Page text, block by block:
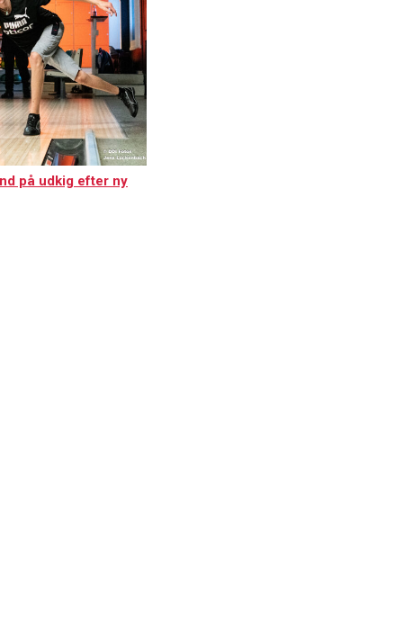
på udkig efter ny